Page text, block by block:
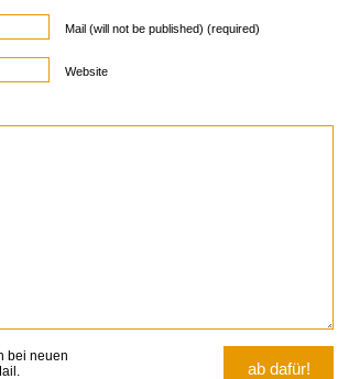
Mail (will not be published) (required)
Website
bei neuen